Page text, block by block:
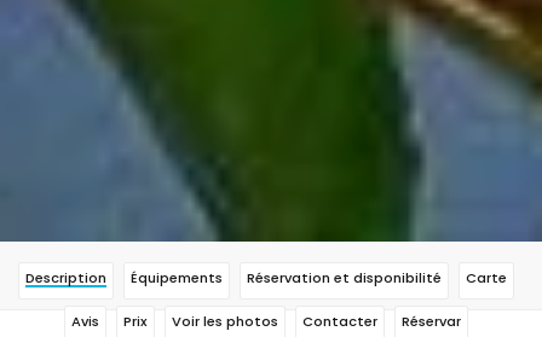
Description Équipements Réservation et disponibilité Carte
Avis Prix Voir les photos Contacter Réservar